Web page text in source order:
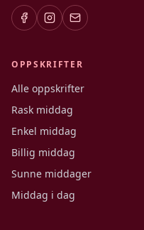
OPPSKRIFTER
Alle oppskrifter
Rask middag
Enkel middag
Billig middag
Sunne middager
Middag i dag